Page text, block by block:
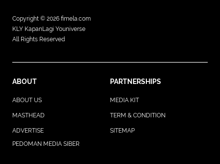
Copyright © 2026 fimela.com
KLY KapanLagi Youniverse
All Rights Reserved
ABOUT PARTNERSHIPS
ABOUT US MEDIA KIT
MASTHEAD TERM & CONDITION
ADVERTISE
SITEMAP
PEDOMAN MEDIA SIBER